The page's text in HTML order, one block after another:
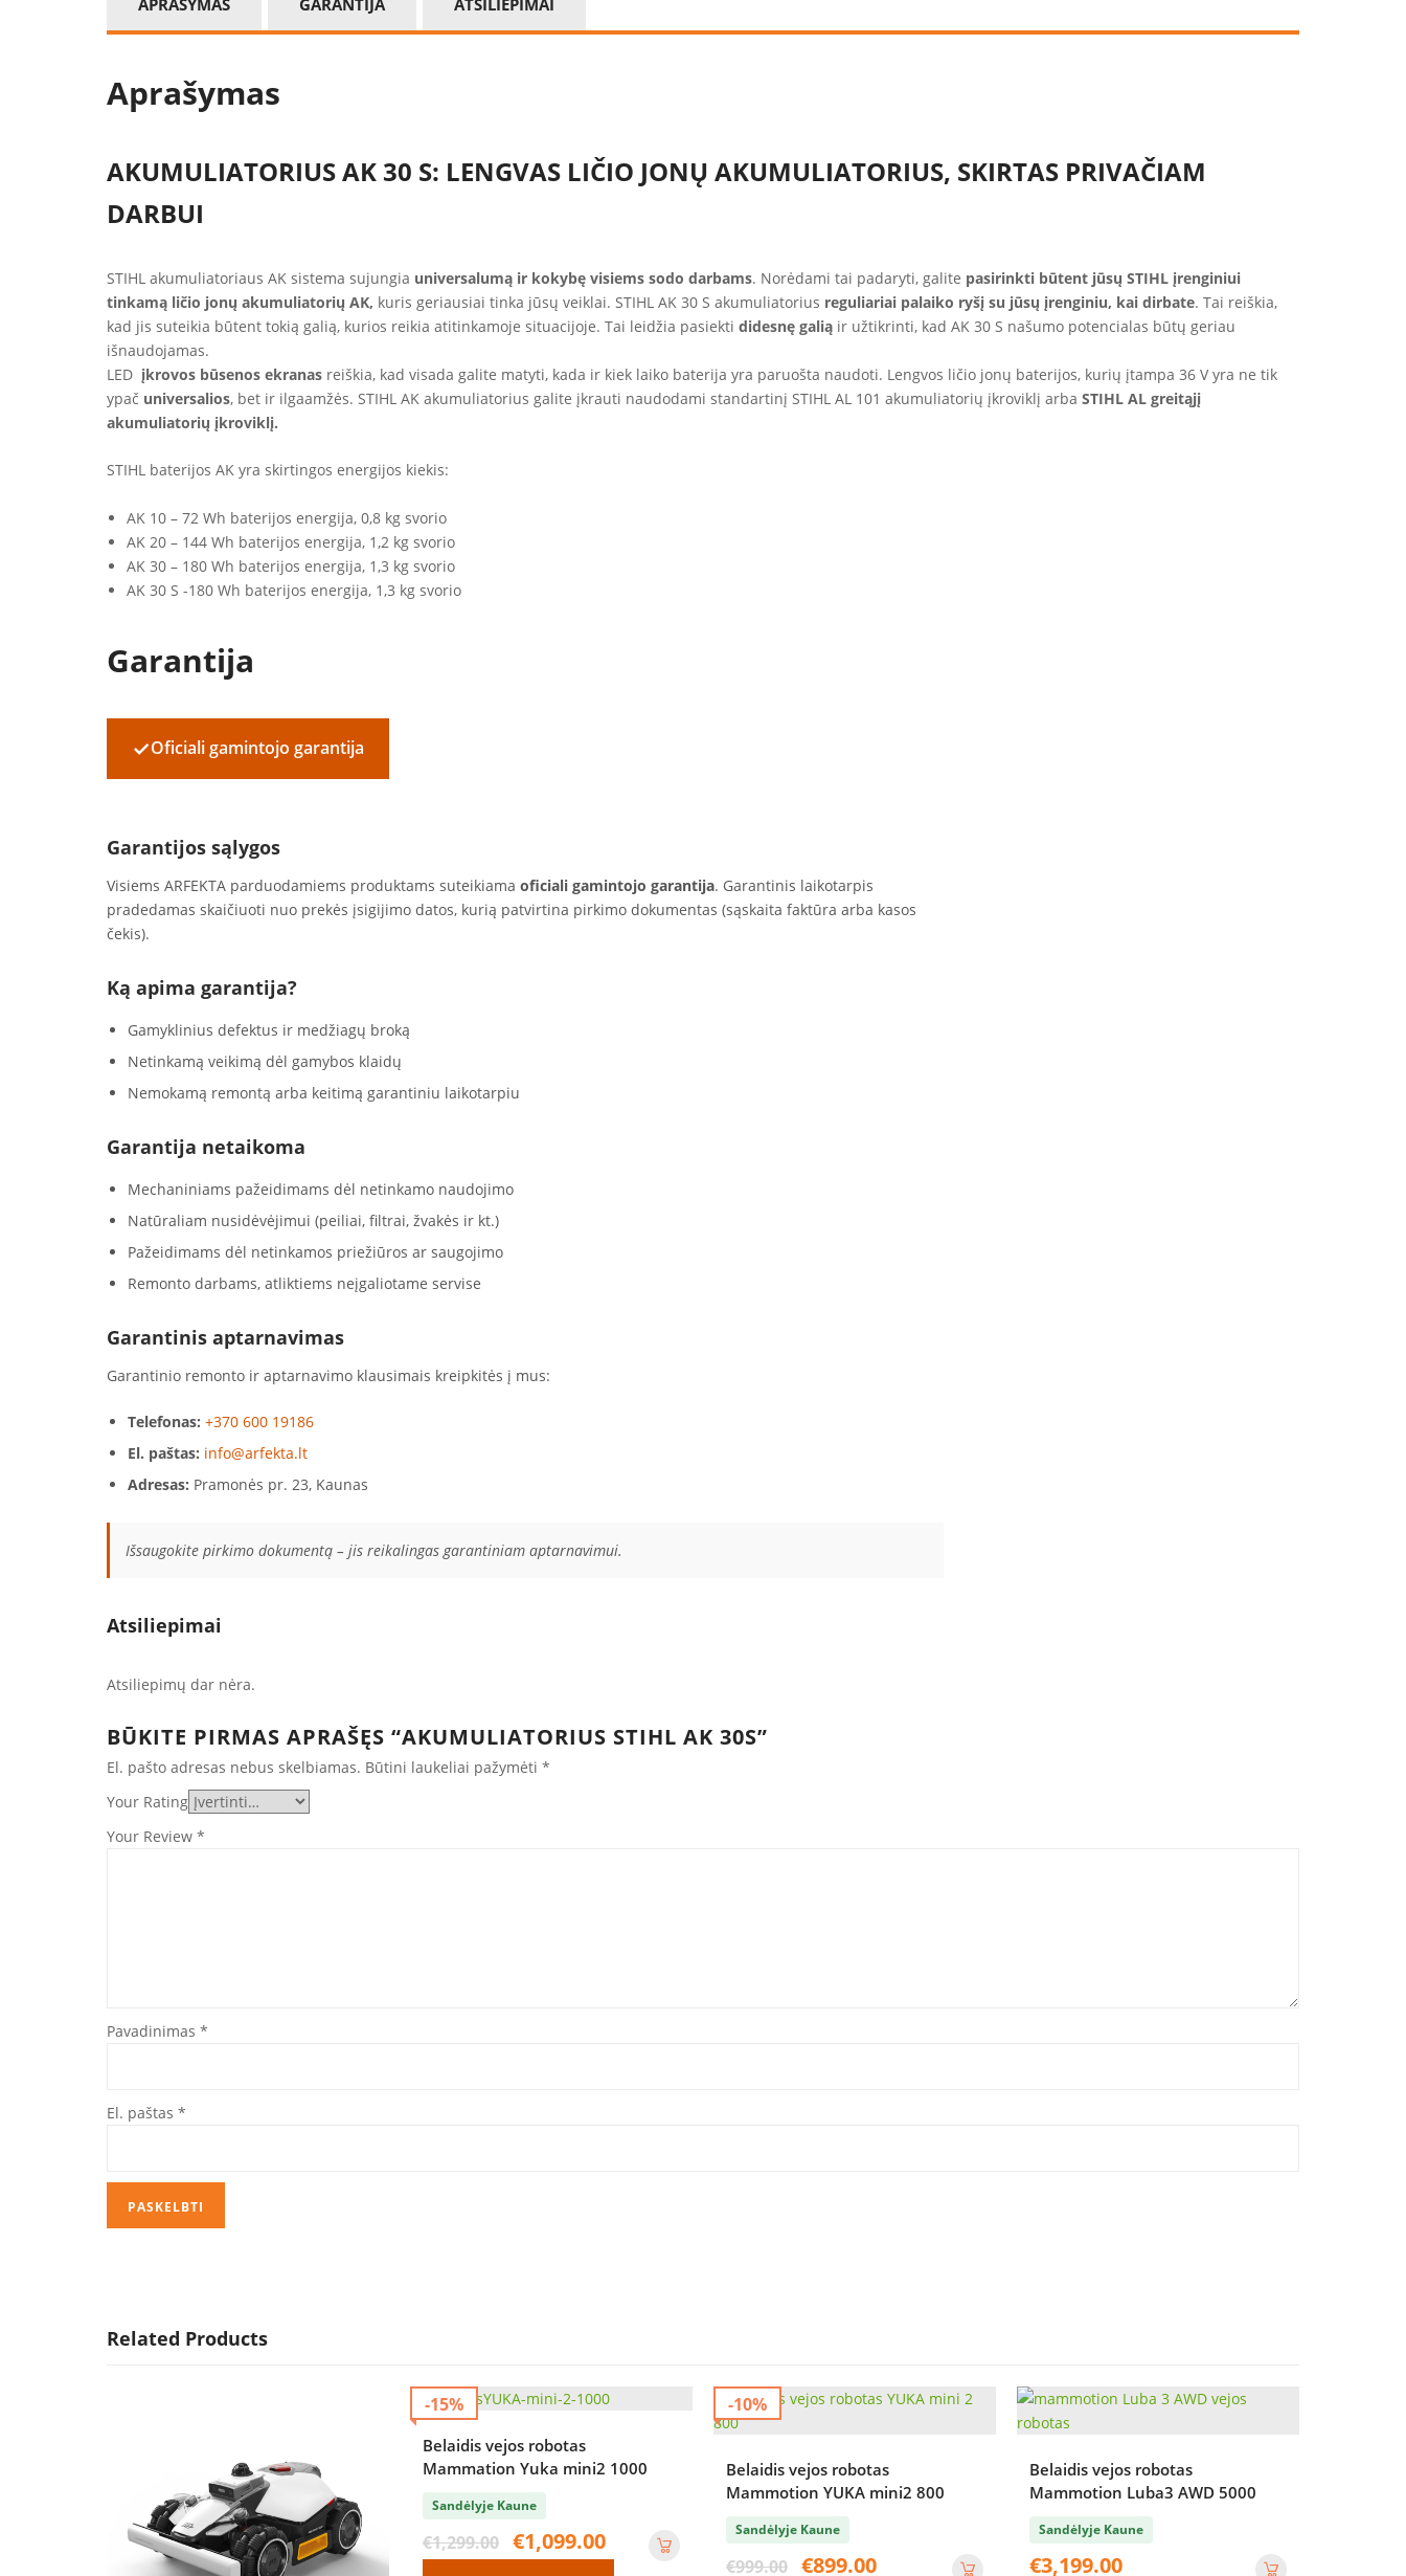
Aprašymas
AKUMULIATORIUS AK 30 S: LENGVAS LIČIO JONŲ AKUMULIATORIUS, SKIRTAS PRIVAČIAM
DARBUI
STIHL akumuliatoriaus AK sistema sujungia universalumą ir kokybę visiems sodo darbams. Norėdami tai padaryti, galite pasirinkti būtent jūsų STIHL įrenginiui
tinkamą ličio jonų akumuliatorių AK, kuris geriausiai tinka jūsų veiklai. STIHL AK 30 S akumuliatorius reguliariai palaiko ryšį su jūsų įrenginiu, kai dirbate. Tai reiškia,
kad jis suteikia būtent tokią galią, kurios reikia atitinkamoje situacijoje. Tai leidžia pasiekti didesnę galią ir užtikrinti, kad AK 30 S našumo potencialas būtų geriau
išnaudojamas.
LED įkrovos būsenos ekranas reiškia, kad visada galite matyti, kada ir kiek laiko baterija yra paruošta naudoti. Lengvos ličio jonų baterijos, kurių įtampa 36 V yra ne tik
ypač universalios, bet ir ilgaamžės. STIHL AK akumuliatorius galite įkrauti naudodami standartinį STIHL AL 101 akumuliatorių įkroviklį arba STIHL AL greitąjį
akumuliatorių įkroviklį.
STIHL baterijos AK yra skirtingos energijos kiekis:
AK 10 – 72 Wh baterijos energija, 0,8 kg svorio
AK 20 – 144 Wh baterijos energija, 1,2 kg svorio
AK 30 – 180 Wh baterijos energija, 1,3 kg svorio
AK 30 S -180 Wh baterijos energija, 1,3 kg svorio
Garantija
✓Oficiali gamintojo garantija
Garantijos sąlygos
Visiems ARFEKTA parduodamiems produktams suteikiama oficiali gamintojo garantija. Garantinis laikotarpis
pradedamas skaičiuoti nuo prekės įsigijimo datos, kurią patvirtina pirkimo dokumentas (sąskaita faktūra arba kasos
čekis).
Ką apima garantija?
Gamyklinius defektus ir medžiagų broką
Netinkamą veikimą dėl gamybos klaidų
Nemokamą remontą arba keitimą garantiniu laikotarpiu
Garantija netaikoma
Mechaniniams pažeidimams dėl netinkamo naudojimo
Natūraliam nusidėvėjimui (peiliai, filtrai, žvakės ir kt.)
Pažeidimams dėl netinkamos priežiūros ar saugojimo
Remonto darbams, atliktiems neįgaliotame servise
Garantinis aptarnavimas
Garantinio remonto ir aptarnavimo klausimais kreipkitės į mus:
Telefonas: +370 600 19186
El. paštas: info@arfekta.lt
Adresas: Pramonės pr. 23, Kaunas
Išsaugokite pirkimo dokumentą – jis reikalingas garantiniam aptarnavimui.
Atsiliepimai
Atsiliepimų dar nėra.
BŪKITE PIRMAS APRAŠĘS “AKUMULIATORIUS STIHL AK 30S”
El. pašto adresas nebus skelbiamas. Būtini laukeliai pažymėti *
Your Rating
Your Review *
Pavadinimas *
El. paštas *
Related Products
-15%
Belaidis vejos robotas
Mammation Yuka mini2 1000
Sandėlyje Kaune
€1,299.00
Original
price
€1,099.00
-10%
Belaidis vejos robotas
Mammotion YUKA mini2 800
Sandėlyje Kaune
€999.00
Original
€899.00
Belaidis vejos robotas
Mammotion Luba3 AWD 5000
Sandėlyje Kaune
€3,199.00